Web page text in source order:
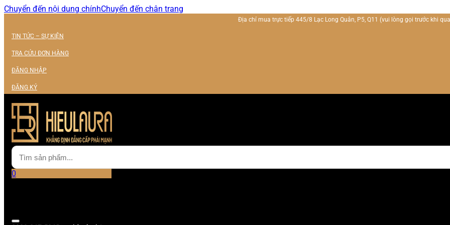
Chuyển đến nội dung chínhChuyển đến chân trang
Địa chỉ mua trực tiếp 445/8 Lạc Long Quân, P5, Q11 (vui lòng gọi trước khi
TIN TỨC – SỰ KIỆN
TRA CỨU ĐƠN HÀNG
ĐĂNG NHẬP
ĐĂNG KÝ
0